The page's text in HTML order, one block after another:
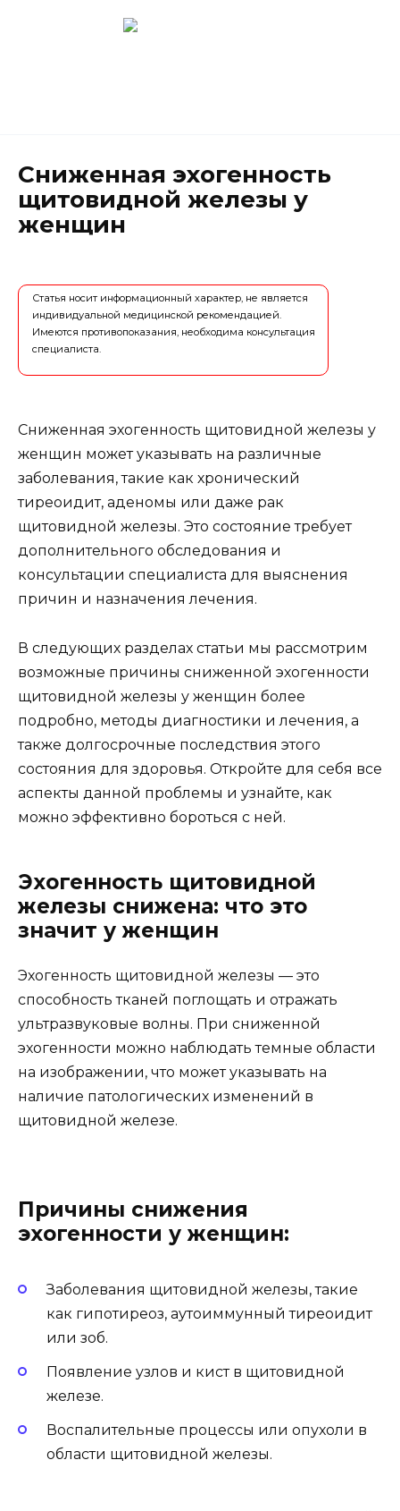
Сниженная эхогенность
щитовидной железы у
женщин
Статья носит информационный характер, не является
индивидуальной медицинской рекомендацией.
Имеются противопоказания, необходима консультация
специалиста.
Сниженная эхогенность щитовидной железы у
женщин может указывать на различные
заболевания, такие как хронический
тиреоидит, аденомы или даже рак
щитовидной железы. Это состояние требует
дополнительного обследования и
консультации специалиста для выяснения
причин и назначения лечения.
В следующих разделах статьи мы рассмотрим
возможные причины сниженной эхогенности
щитовидной железы у женщин более
подробно, методы диагностики и лечения, а
также долгосрочные последствия этого
состояния для здоровья. Откройте для себя все
аспекты данной проблемы и узнайте, как
можно эффективно бороться с ней.
Эхогенность щитовидной
железы снижена: что это
значит у женщин
Эхогенность щитовидной железы — это
способность тканей поглощать и отражать
ультразвуковые волны. При сниженной
эхогенности можно наблюдать темные области
на изображении, что может указывать на
наличие патологических изменений в
щитовидной железе.
Причины снижения
эхогенности у женщин:
Заболевания щитовидной железы, такие
как гипотиреоз, аутоиммунный тиреоидит
или зоб.
Появление узлов и кист в щитовидной
железе.
Воспалительные процессы или опухоли в
области щитовидной железы.